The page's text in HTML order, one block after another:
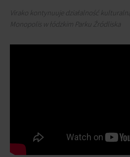
Virako kontynuuje działalność
Monopolis w łódzkim Parku Źródliska